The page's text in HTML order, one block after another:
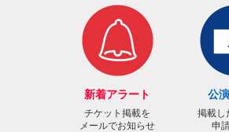
新着アラート
チケット掲載を
メールでお知らせ
公
掲載し
申